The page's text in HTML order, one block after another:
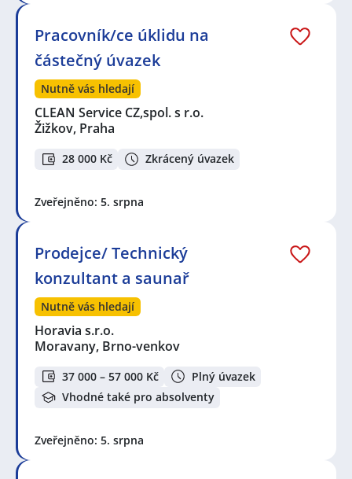
Pracovník/ce úklidu na
částečný úvazek
Nutně vás hledají
CLEAN Service CZ,spol. s r.o.
Žižkov, Praha
28 000 Kč Zkrácený úvazek
Zveřejněno: 5. srpna
Prodejce/ Technický
konzultant a saunař
Nutně vás hledají
Horavia s.r.o.
Moravany, Brno-venkov
37 000 – 57 000 Kč
Plný úvazek
Vhodné také pro absolventy
Zveřejněno: 5. srpna